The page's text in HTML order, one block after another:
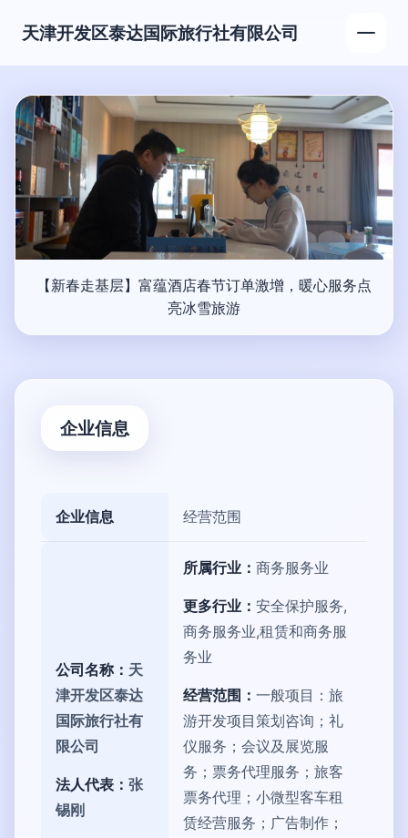
天津开发区泰达国际旅行社有限公司
【新春走基层】富蕴酒店春节订单激增，暖心服务点
亮冰雪旅游
企业信息
企业信息 经营范围
公司名称： 天
津开发区泰达
国际旅行社有
限公司
法人代表： 张
锡刚
所属行业： 商务服务业
更多行业： 安全保护服务,
商务服务业,租赁和商务服
务业
经营范围： 一般项目：旅
游开发项目策划咨询；礼
仪服务；会议及展览服
务；票务代理服务；旅客
票务代理；小微型客车租
赁经营服务；广告制作；